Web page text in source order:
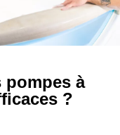
pompes à
?